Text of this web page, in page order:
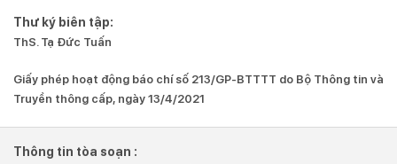
Thư ký biên tập:
ThS. Tạ Đức Tuấn
Giấy phép hoạt động báo chí số 213/GP-BTTTT do Bộ Thông tin và
Truyền thông cấp, ngày 13/4/2021
Thông tin tòa soạn :